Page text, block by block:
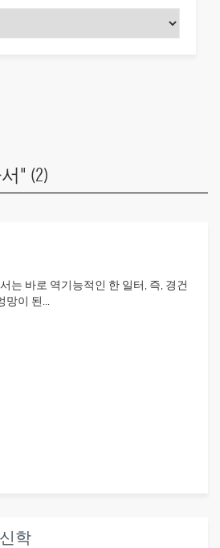
" (2)
는 바로 역기능적인 한 일터, 즉, 경건
이 된...
학